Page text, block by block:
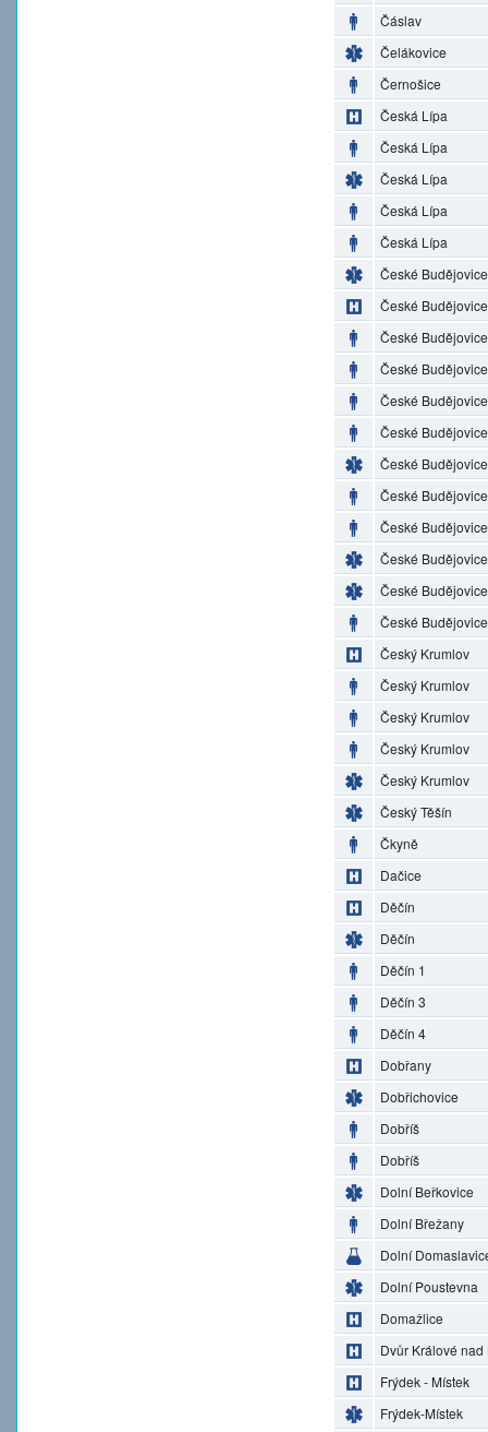
Čáslav
Čelákovice
Černošice
Česká Lípa
Česká Lípa
Česká Lípa
Česká Lípa
Česká Lípa
České Budějovice
České Budějovice
České Budějovice
České Budějovice
České Budějovice
České Budějovice
České Budějovice
České Budějovice
České Budějovice
České Budějovice
České Budějovice
České Budějovice
Český Krumlov
Český Krumlov
Český Krumlov
Český Krumlov
Český Krumlov
Český Těšín
Čkyně
Dačice
Děčín
Děčín
Děčín 1
Děčín 3
Děčín 4
Dobřany
Dobřichovice
Dobříš
Dobříš
Dolní Beřkovice
Dolní Břežany
Dolní
Dolní Poustevna
Domažlice
Dvůr Králové nad
Frýdek - Místek
Frýdek-Místek